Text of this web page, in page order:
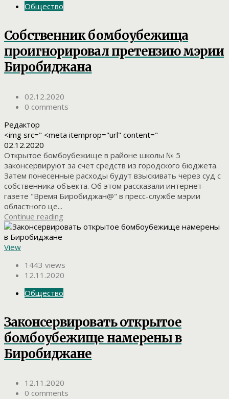
Общество
Собственник бомбоубежища
проигнорировал претензию мэрии
Биробиджана
02.12.2020
0 comments
Редактор
<img src=" <meta itemprop="url" content="
02.12.2020
Открытое бомбоубежище в районе школы № 5
законсервируют за счет средств из городского бюджета.
Затем понесенные расходы будут взыскивать через суд с
собственника объекта. Об этом рассказали интернет-
газете "Время Биробиджан@" в пресс-службе мэрии
областного це...
Continue reading
View
1443 views
12.11.2020
Общество
Законсервировать открытое
бомбоубежище намерены в
Биробиджане
12.11.2020
0 comments